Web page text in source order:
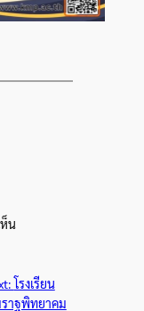
น
โรงเรียน
ราฐพิทยาคม